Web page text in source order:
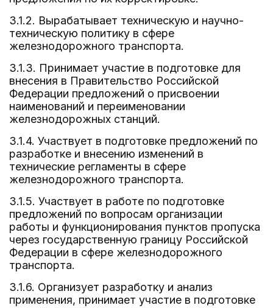
3.1.2. Вырабатывает техническую и научно-
техническую политику в сфере
железнодорожного транспорта.
3.1.3. Принимает участие в подготовке для
внесения в Правительство Российской
Федерации предложений о присвоении
наименований и переименовании
железнодорожных станций.
3.1.4. Участвует в подготовке предложений по
разработке и внесению изменений в
технические регламенты в сфере
железнодорожного транспорта.
3.1.5. Участвует в работе по подготовке
предложений по вопросам организации
работы и функционирования пунктов пропуска
через государственную границу Российской
Федерации в сфере железнодорожного
транспорта.
3.1.6. Организует разработку и анализ
применения, принимает участие в подготовке